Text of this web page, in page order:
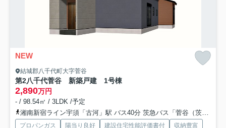
NEW
結城郡八千代町大字菅谷
第2八千代菅谷 新築戸建 1号棟
2,890万円
- / 98.54㎡ / 3LDK /予定
湘南新宿ライン宇須「古河」駅 バス40分 茨急バス「菅谷（茨城県）」 停歩10分
プロパンガス 陽当り良好 建設住宅性能評価書付
収納豊富